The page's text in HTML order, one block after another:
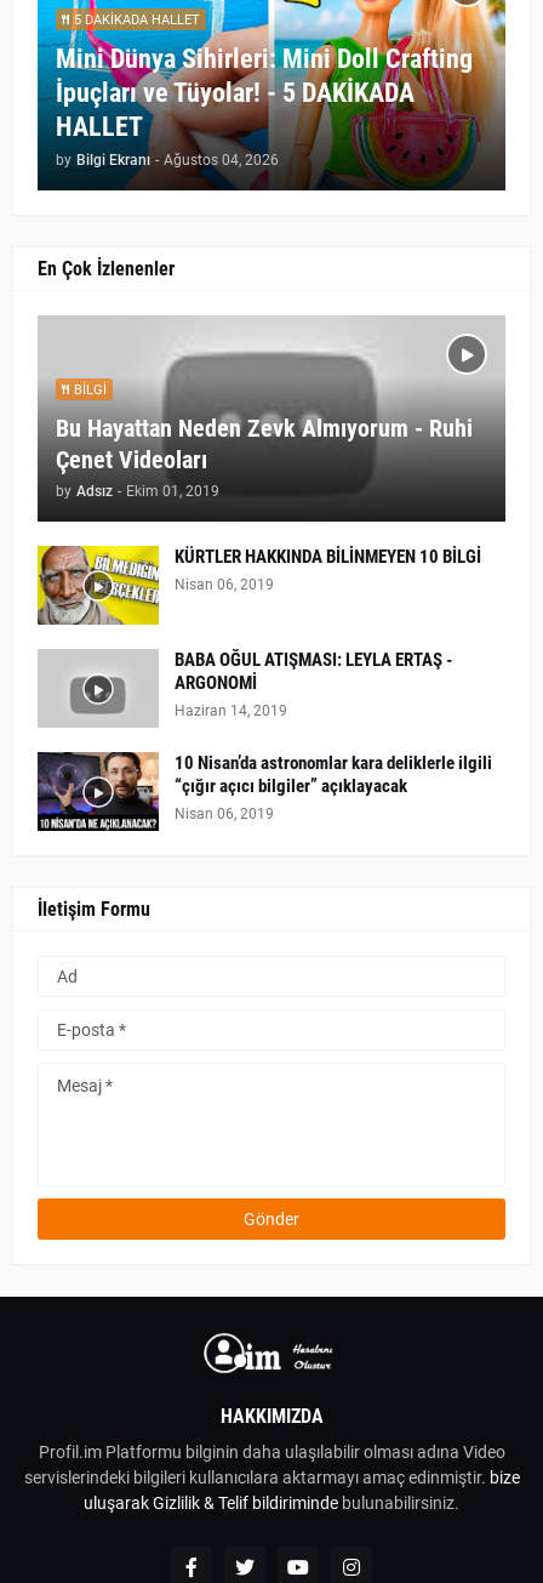
5 DAKİKADA HALLET
Mini Dünya Sihirleri: Mini Doll Crafting
İpuçları ve Tüyolar! - 5 DAKİKADA
HALLET
by Bilgi Ekranı - Ağustos 04, 2026
En Çok İzlenenler
BILGI
Bu Hayattan Neden Zevk Almıyorum - Ruhi
Çenet Videoları
by Adsız - Ekim 01, 2019
KÜRTLER HAKKINDA BİLİNMEYEN 10 BİLGİ
Nisan 06, 2019
BABA OĞUL ATIŞMASI: LEYLA ERTAŞ -
ARGONOMİ
Haziran 14, 2019
10 Nisan’da astronomlar kara deliklerle ilgili
“çığır açıcı bilgiler” açıklayacak
Nisan 06, 2019
İletişim Formu
HAKKIMIZDA
Profil.im Platformu bilginin daha ulaşılabilir olması adına Video
servislerindeki bilgileri kullanıcılara aktarmayı amaç edinmiştir. bize
uluşarakGizlilik & Telif bildiriminde bulunabilirsiniz.